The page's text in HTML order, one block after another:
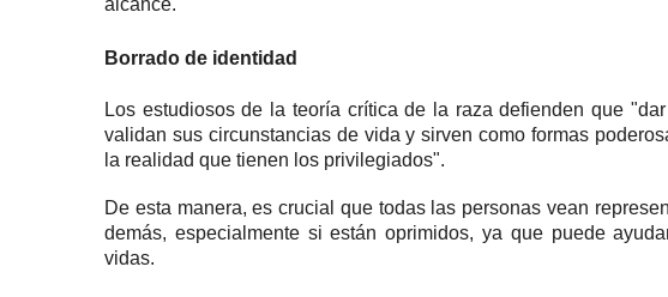
Borrado de identidad
Los estudiosos de la teoría crítica de la raza defienden que
validan sus circunstancias de vida y sirven como formas
la realidad que tienen los privilegiados".
De esta manera, es crucial que todas las personas vean
demás, especialmente si están oprimidos, ya que puede
vidas.